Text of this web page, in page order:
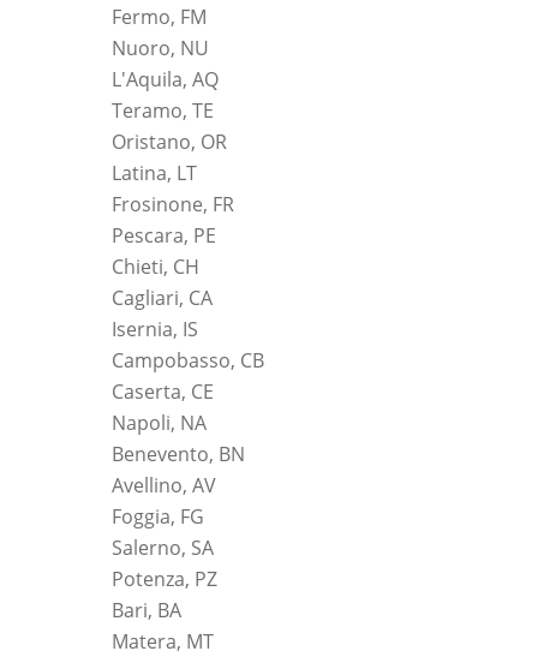
Fermo, FM
Nuoro, NU
L'Aquila, AQ
Teramo, TE
Oristano, OR
Latina, LT
Frosinone, FR
Pescara, PE
Chieti, CH
Cagliari, CA
Isernia, IS
Campobasso, CB
Caserta, CE
Napoli, NA
Benevento, BN
Avellino, AV
Foggia, FG
Salerno, SA
Potenza, PZ
Bari, BA
Matera, MT